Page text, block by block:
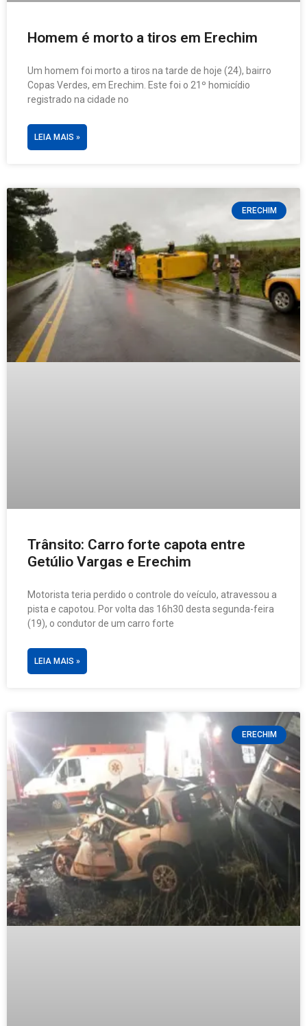
Homem é morto a tiros em Erechim
Um homem foi morto a tiros na tarde de hoje (24), bairro
Copas Verdes, em Erechim. Este foi o 21º homicídio
registrado na cidade no
LEIA MAIS »
ERECHIM
Trânsito: Carro forte capota entre
Getúlio Vargas e Erechim
Motorista teria perdido o controle do veículo, atravessou a
pista e capotou. Por volta das 16h30 desta segunda-feira
(19), o condutor de um carro forte
LEIA MAIS »
ERECHIM